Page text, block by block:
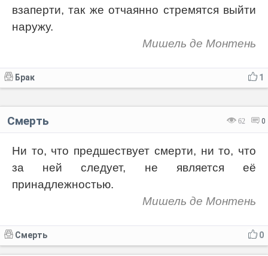
взаперти, так же отчаянно стремятся выйти
наружу.
Мишель де Монтень
1
Брак
62 0
Смерть
Ни то, что предшествует смерти, ни то, что
за ней следует, не является её
принадлежностью.
Мишель де Монтень
0
Смерть